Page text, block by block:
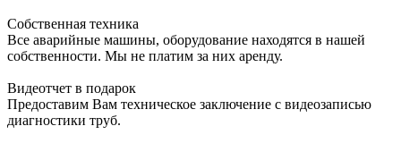
Собственная техника
Все аварийные машины, оборудование находятся в нашей
собственности. Мы не платим за них аренду.
Видеотчет в подарок
Предоставим Вам техническое заключение с видеозаписью
диагностики труб.